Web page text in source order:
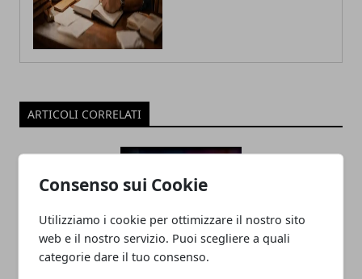
Consenso sui Cookie
Utilizziamo i cookie per ottimizzare il nostro sito
web e il nostro servizio. Puoi scegliere a quali
categorie dare il tuo consenso.
ARTICOLI CORRELATI